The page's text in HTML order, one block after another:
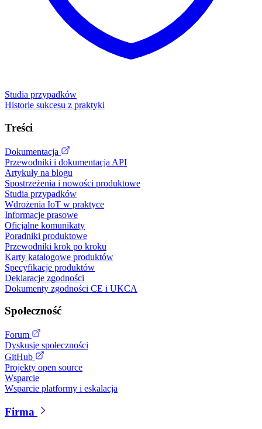
Studia przypadków
Historie sukcesu z praktyki
Treści
Dokumentacja
Przewodniki i dokumentacja API
Artykuły na blogu
Spostrzeżenia i nowości produktowe
Studia przypadków
Wdrożenia IoT w praktyce
Informacje prasowe
Oficjalne komunikaty
Poradniki produktowe
Przewodniki krok po kroku
Karty katalogowe produktów
Specyfikacje produktów
Deklaracje zgodności
Dokumenty zgodności CE i UKCA
Społeczność
Forum
Dyskusje społeczności
GitHub
Projekty open source
Wsparcie
Wsparcie platformy i eskalacja
Firma